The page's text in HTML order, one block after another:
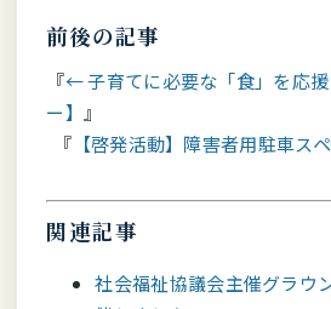
前後の記事
← 子育てに必要な「食」を応
ー】
【啓発活動】障害者用駐車ス
関連記事
社会福祉協議会主催グラウ